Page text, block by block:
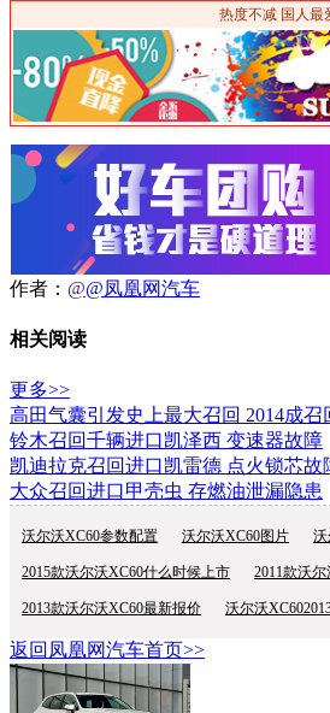
热度不减 国人最
作者： @@凤凰网汽车
相关阅读
更多>>
高田气囊引发史上最大召回 2014成召
铃木召回千辆进口凯泽西 变速器故障
凯迪拉克召回进口凯雷德 点火锁芯故
大众召回进口甲壳虫 存燃油泄漏隐患
沃尔沃XC60参数配置 沃尔沃XC60图片 沃
2015款沃尔沃XC60什么时候上市 2011款沃
2013款沃尔沃XC60最新报价 沃尔沃
返回凤凰网汽车首页>>